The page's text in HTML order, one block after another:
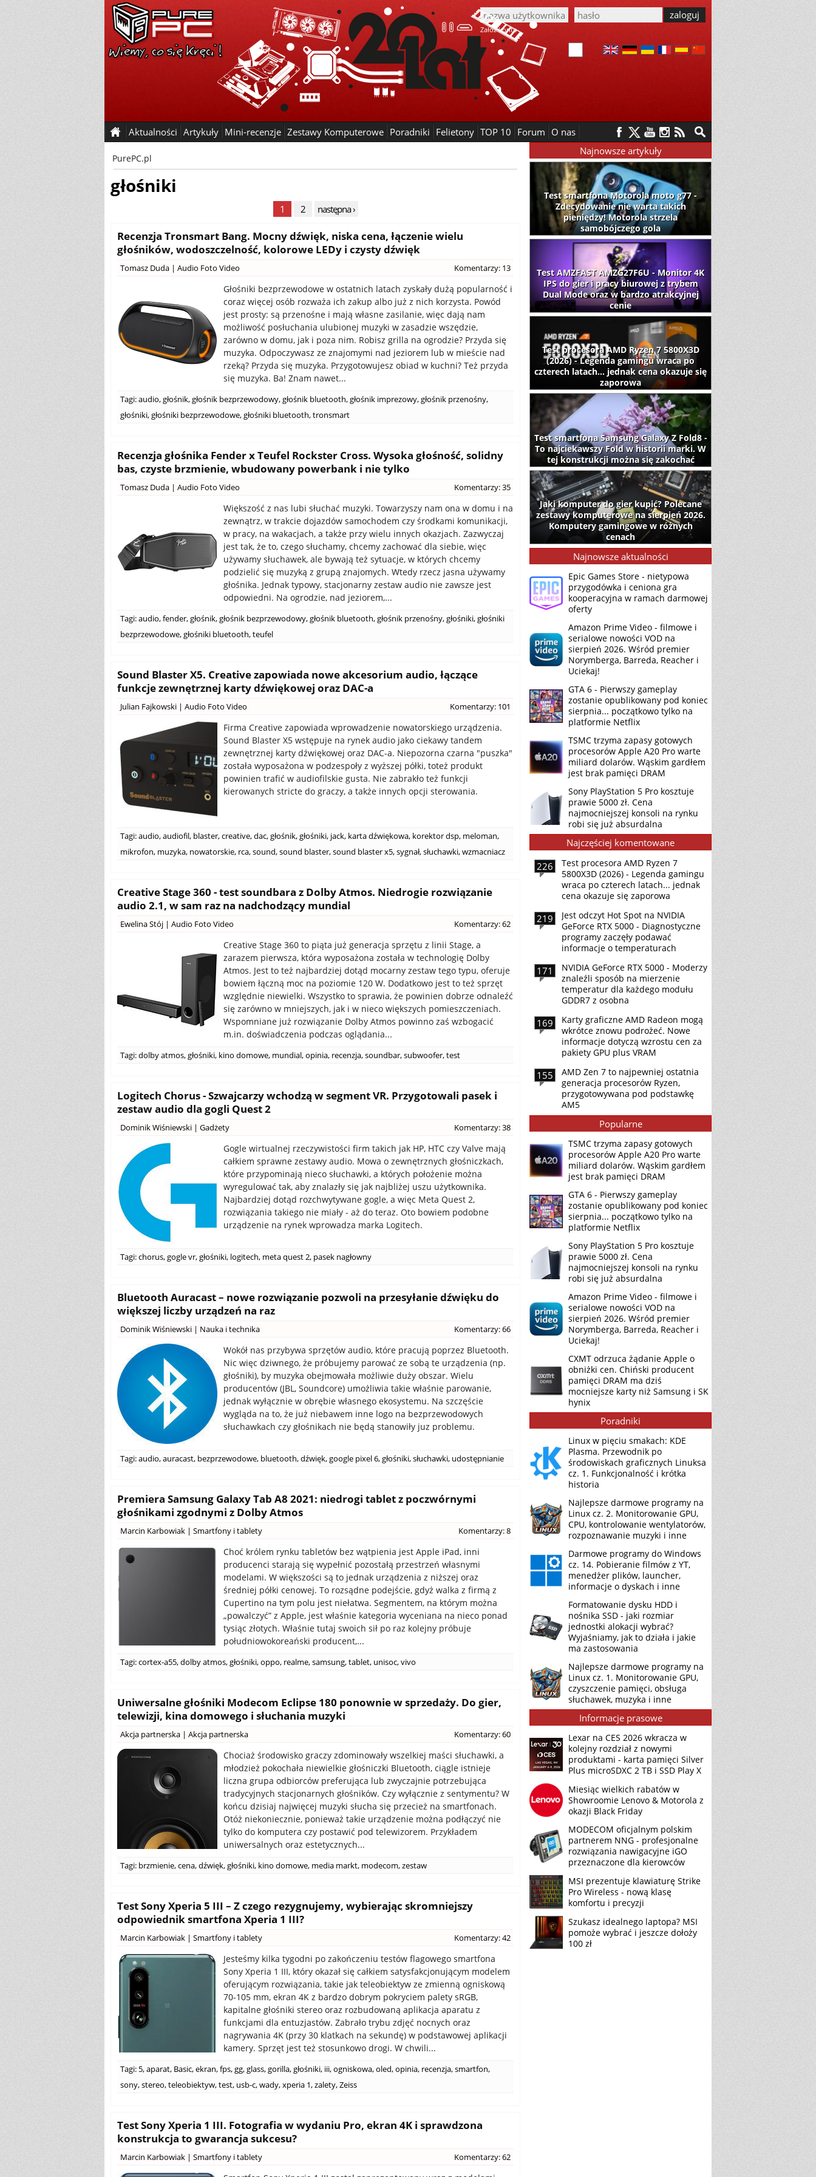
Załóż konto
Aktualności Artykuły Mini-recenzje Zestawy Komputerowe Poradniki Felietony TOP 10 Forum O nas
PurePC.pl
głośniki
1 2 następna ›
Recenzja Tronsmart Bang. Mocny dźwięk, niska cena, łączenie wielu
głośników, wodoszczelność, kolorowe LEDy i czysty dźwięk
Tomasz Duda | Audio Foto Video Komentarzy: 13
Głośniki bezprzewodowe w ostatnich latach zyskały dużą popularność i
coraz więcej osób rozważa ich zakup albo już z nich korzysta. Powód
jest prosty: są przenośne i mają własne zasilanie, więc dają nam
możliwość posłuchania ulubionej muzyki w zasadzie wszędzie,
zarówno w domu, jak i poza nim. Robisz grilla na ogrodzie? Przyda się
muzyka. Odpoczywasz ze znajomymi nad jeziorem lub w mieście nad
rzeką? Przyda się muzyka. Przygotowujesz obiad w kuchni? Też przyda
się muzyka. Ba! Znam nawet...
Tagi:audio,głośnik,głośnik bezprzewodowy,głośnik bluetooth,głośnik imprezowy,głośnik przenośny,
głośniki,głośniki bezprzewodowe,głośniki bluetooth,tronsmart
Recenzja głośnika Fender x Teufel Rockster Cross. Wysoka głośność, solidny
bas, czyste brzmienie, wbudowany powerbank i nie tylko
Tomasz Duda | Audio Foto Video Komentarzy: 35
Większość z nas lubi słuchać muzyki. Towarzyszy nam ona w domu i na
zewnątrz, w trakcie dojazdów samochodem czy środkami komunikacji,
w pracy, na wakacjach, a także przy wielu innych okazjach. Zazwyczaj
jest tak, że to, czego słuchamy, chcemy zachować dla siebie, więc
używamy słuchawek, ale bywają też sytuacje, w których chcemy
podzielić się muzyką z grupą znajomych. Wtedy rzecz jasna używamy
głośnika. Jednak typowy, stacjonarny zestaw audio nie zawsze jest
odpowiedni. Na ogrodzie, nad jeziorem,...
Tagi:audio,fender,głośnik,głośnik bezprzewodowy,głośnik bluetooth,głośnik przenośny,głośniki,głośniki
bezprzewodowe,głośniki bluetooth,teufel
Sound Blaster X5. Creative zapowiada nowe akcesorium audio, łączące
funkcje zewnętrznej karty dźwiękowej oraz DAC-a
Julian Fajkowski | Audio Foto Video Komentarzy: 101
Firma Creative zapowiada wprowadzenie nowatorskiego urządzenia.
Sound Blaster X5 wstępuje na rynek audio jako ciekawy tandem
zewnętrznej karty dźwiękowej oraz DAC-a. Niepozorna czarna "puszka"
została wyposażona w podzespoły z wyższej półki, toteż produkt
powinien trafić w audiofilskie gusta. Nie zabrakło też funkcji
kierowanych stricte do graczy, a także innych opcji sterowania.
Tagi:audio,audiofil, blaster,creative,dac,głośnik,głośniki, jack, karta dźwiękowa, korektor dsp, meloman,
mikrofon, muzyka, nowatorskie, rca,sound,sound blaster,sound blaster x5,sygnał,słuchawki,wzmacniacz
Creative Stage 360 - test soundbara z Dolby Atmos. Niedrogie rozwiązanie
audio 2.1, w sam raz na nadchodzący mundial
Ewelina Stój | Audio Foto Video Komentarzy: 62
Creative Stage 360 to piąta już generacja sprzętu z linii Stage, a
zarazem pierwsza, która wyposażona została w technologię Dolby
Atmos. Jest to też najbardziej dotąd mocarny zestaw tego typu, oferuje
bowiem łączną moc na poziomie 120 W. Dodatkowo jest to też sprzęt
względnie niewielki. Wszystko to sprawia, że powinien dobrze odnaleźć
się zarówno w mniejszych, jak i w nieco większych pomieszczeniach.
Wspomniane już rozwiązanie Dolby Atmos powinno zaś wzbogacić
m.in. doświadczenia podczas oglądania...
Tagi:dolby atmos,głośniki, kino domowe, mundial,opinia, recenzja,soundbar,subwoofer,test
Logitech Chorus - Szwajcarzy wchodzą w segment VR. Przygotowali pasek i
zestaw audio dla gogli Quest 2
Dominik Wiśniewski | Gadżety Komentarzy: 38
Gogle wirtualnej rzeczywistości firm takich jak HP, HTC czy Valve mają
całkiem sprawne zestawy audio. Mowa o zewnętrznych głośniczkach,
które przypominają nieco słuchawki, a których położenie można
wyregulować tak, aby znalazły się jak najbliżej uszu użytkownika.
Najbardziej dotąd rozchwytywane gogle, a więc Meta Quest 2,
rozwiązania takiego nie miały - aż do teraz. Oto bowiem podobne
urządzenie na rynek wprowadza marka Logitech.
Tagi:chorus,gogle vr,głośniki, logitech, meta quest 2, pasek nagłowny
Bluetooth Auracast – nowe rozwiązanie pozwoli na przesyłanie dźwięku do
większej liczby urządzeń na raz
Dominik Wiśniewski | Nauka i technika Komentarzy: 66
Wokół nas przybywa sprzętów audio, które pracują poprzez Bluetooth.
Nic więc dziwnego, że próbujemy parować ze sobą te urządzenia (np.
głośniki), by muzyka obejmowała możliwie duży obszar. Wielu
producentów (JBL, Soundcore) umożliwia takie właśnie parowanie,
jednak wyłącznie w obrębie własnego ekosystemu. Na szczęście
wygląda na to, że już niebawem inne logo na bezprzewodowych
słuchawkach czy głośnikach nie będą stanowiły juz problemu.
Tagi:audio,auracast, bezprzewodowe, bluetooth,dźwięk,google pixel 6,głośniki,słuchawki, udostępnianie
Premiera Samsung Galaxy Tab A8 2021: niedrogi tablet z poczwórnymi
głośnikami zgodnymi z Dolby Atmos
Marcin Karbowiak | Smartfony i tablety Komentarzy: 8
Choć królem rynku tabletów bez wątpienia jest Apple iPad, inni
producenci starają się wypełnić pozostałą przestrzeń własnymi
modelami. W większości są to jednak urządzenia z niższej oraz
średniej półki cenowej. To rozsądne podejście, gdyż walka z firmą z
Cupertino na tym polu jest niełatwa. Segmentem, na którym można
„powalczyć” z Apple, jest właśnie kategoria wyceniana na nieco ponad
tysiąc złotych. Właśnie tutaj swoich sił po raz kolejny próbuje
południowokoreański producent,...
Tagi:cortex-a55,dolby atmos,głośniki,oppo, realme,samsung,tablet, unisoc,vivo
Uniwersalne głośniki Modecom Eclipse 180 ponownie w sprzedaży. Do gier,
telewizji, kina domowego i słuchania muzyki
Akcja partnerska | Akcja partnerska Komentarzy: 60
Chociaż środowisko graczy zdominowały wszelkiej maści słuchawki, a
młodzież pokochała niewielkie głośniczki Bluetooth, ciągle istnieje
liczna grupa odbiorców preferująca lub zwyczajnie potrzebująca
tradycyjnych stacjonarnych głośników. Czy wyłącznie z sentymentu? W
końcu dzisiaj najwięcej muzyki słucha się przecież na smartfonach.
Otóż niekoniecznie, ponieważ takie urządzenie można podłączyć nie
tylko do komputera czy postawić pod telewizorem. Przykładem
uniwersalnych oraz estetycznych...
Tagi: brzmienie,cena,dźwięk,głośniki, kino domowe, media markt, modecom,zestaw
Test Sony Xperia 5 III – Z czego rezygnujemy, wybierając skromniejszy
odpowiednik smartfona Xperia 1 III?
Marcin Karbowiak | Smartfony i tablety Komentarzy: 42
Jesteśmy kilka tygodni po zakończeniu testów flagowego smartfona
Sony Xperia 1 III, który okazał się całkiem satysfakcjonującym modelem
oferującym rozwiązania, takie jak teleobiektyw ze zmienną ogniskową
70-105 mm, ekran 4K z bardzo dobrym pokryciem palety sRGB,
kapitalne głośniki stereo oraz rozbudowaną aplikacja aparatu z
funkcjami dla entuzjastów. Zabrało trybu zdjęć nocnych oraz
nagrywania 4K (przy 30 klatkach na sekundę) w podstawowej aplikacji
kamery. Sprzęt jest też stosunkowo drogi. W chwili...
Tagi: 5,aparat, Basic,ekran,fps,gg,glass,gorilla,głośniki, iii,ogniskowa,oled,opinia, recenzja,smartfon,
sony,stereo,teleobiektyw,test, usb-c,wady,xperia 1,zalety,Zeiss
Test Sony Xperia 1 III. Fotografia w wydaniu Pro, ekran 4K i sprawdzona
konstrukcja to gwarancja sukcesu?
Marcin Karbowiak | Smartfony i tablety Komentarzy: 62
Najnowsze artykuły
Test smartfona Motorola moto g77 -
Zdecydowanie nie warta takich
pieniędzy! Motorola strzela
samobójczego gola
Test AMZFAST AMZG27F6U - Monitor 4K
IPS do gier i pracy biurowej z trybem
Dual Mode oraz w bardzo atrakcyjnej
cenie
Test procesora AMD Ryzen 7 5800X3D
(2026) - Legenda gamingu wraca po
czterech latach... jednak cena okazuje się
zaporowa
Test smartfona Samsung Galaxy Z Fold8 -
To najciekawszy Fold w historii marki. W
tej konstrukcji można się zakochać
Jaki komputer do gier kupić? Polecane
zestawy komputerowe na sierpień 2026.
Komputery gamingowe w różnych
cenach
Najnowsze aktualności
Epic Games Store - nietypowa
przygodówka i ceniona gra
kooperacyjna w ramach darmowej
oferty
Amazon Prime Video - filmowe i
serialowe nowości VOD na
sierpień 2026. Wśród premier
Norymberga, Barreda, Reacher i
Uciekaj!
GTA 6 - Pierwszy gameplay
zostanie opublikowany pod koniec
sierpnia... początkowo tylko na
platformie Netflix
TSMC trzyma zapasy gotowych
procesorów Apple A20 Pro warte
miliard dolarów. Wąskim gardłem
jest brak pamięci DRAM
Sony PlayStation 5 Pro kosztuje
prawie 5000 zł. Cena
najmocniejszej konsoli na rynku
robi się już absurdalna
Najczęściej komentowane
226
Test procesora AMD Ryzen 7
5800X3D (2026) - Legenda gamingu
wraca po czterech latach... jednak
cena okazuje się zaporowa
219
Jest odczyt Hot Spot na NVIDIA
GeForce RTX 5000 - Diagnostyczne
programy zaczęły podawać
informacje o temperaturach
171
NVIDIA GeForce RTX 5000 - Moderzy
znaleźli sposób na mierzenie
temperatur dla każdego modułu
GDDR7 z osobna
169
Karty graficzne AMD Radeon mogą
wkrótce znowu podrożeć. Nowe
informacje dotyczą wzrostu cen za
pakiety GPU plus VRAM
155
AMD Zen 7 to najpewniej ostatnia
generacja procesorów Ryzen,
przygotowywana pod podstawkę
AM5
Popularne
TSMC trzyma zapasy gotowych
procesorów Apple A20 Pro warte
miliard dolarów. Wąskim gardłem
jest brak pamięci DRAM
GTA 6 - Pierwszy gameplay
zostanie opublikowany pod koniec
sierpnia... początkowo tylko na
platformie Netflix
Sony PlayStation 5 Pro kosztuje
prawie 5000 zł. Cena
najmocniejszej konsoli na rynku
robi się już absurdalna
Amazon Prime Video - filmowe i
serialowe nowości VOD na
sierpień 2026. Wśród premier
Norymberga, Barreda, Reacher i
Uciekaj!
CXMT odrzuca żądanie Apple o
obniżki cen. Chiński producent
pamięci DRAM ma dziś
mocniejsze karty niż Samsung i SK
hynix
Poradniki
Linux w pięciu smakach: KDE
Plasma. Przewodnik po
środowiskach graficznych Linuksa
cz. 1. Funkcjonalność i krótka
historia
Najlepsze darmowe programy na
Linux cz. 2. Monitorowanie GPU,
CPU, kontrolowanie wentylatorów,
rozpoznawanie muzyki i inne
Darmowe programy do Windows
cz. 14. Pobieranie filmów z YT,
menedżer plików, launcher,
informacje o dyskach i inne
Formatowanie dysku HDD i
nośnika SSD - jaki rozmiar
jednostki alokacji wybrać?
Wyjaśniamy, jak to działa i jakie
ma zastosowania
Najlepsze darmowe programy na
Linux cz. 1. Monitorowanie GPU,
czyszczenie pamięci, obsługa
słuchawek, muzyka i inne
Informacje prasowe
Lexar na CES 2026 wkracza w
kolejny rozdział z nowymi
produktami - karta pamięci Silver
Plus microSDXC 2 TB i SSD Play X
Miesiąc wielkich rabatów w
Showroomie Lenovo & Motorola z
okazji Black Friday
MODECOM oficjalnym polskim
partnerem NNG - profesjonalne
rozwiązania nawigacyjne iGO
przeznaczone dla kierowców
MSI prezentuje klawiaturę Strike
Pro Wireless - nową klasę
komfortu i precyzji
Szukasz idealnego laptopa? MSI
pomoże wybrać i jeszcze dołoży
100 zł